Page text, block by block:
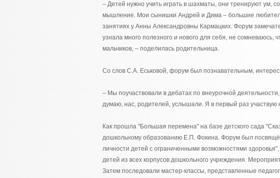
– Детей нужно учить играть в шахматы, они тренируют ум,
мышление. Мои сынишки Андрей и Дима – большие
занятиях у Анны Александровны Кармацких. Форум
узнала много полезного и нового для себя, не сомневаюсь,
мальчиков, – поделилась родительница.
Со слов С.А. Еськовой, форум был познавательным,
– Мы поучаствовали в дебатах по внеурочной
думаю, нас, родителей, услышали. Я в первый раз участвую
Как прошла "Большая перемена" на базе детского сада
дошкольному образованию Е.П. Фокина. Форум был
личности детей с ограниченными возможностями
детей из всех корпусов дошкольного учреждения.
Затем последовали мастер-классы, представленные